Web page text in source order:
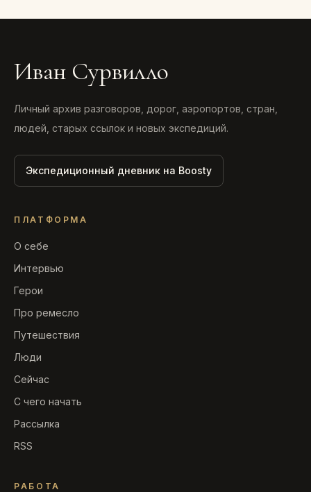
Иван Сурвилло
Личный архив разговоров, дорог, аэропортов, стран,
людей, старых ссылок и новых экспедиций.
Экспедиционный дневник на Boosty
ПЛАТФОРМА
О себе
Интервью
Герои
Про ремесло
Путешествия
Люди
Сейчас
С чего начать
Рассылка
RSS
РАБОТА